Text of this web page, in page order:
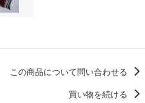
この商品について問い合わせる
買い物を続ける